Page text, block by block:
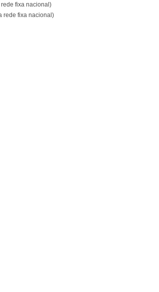
fixa nacional)
rede fixa nacional)